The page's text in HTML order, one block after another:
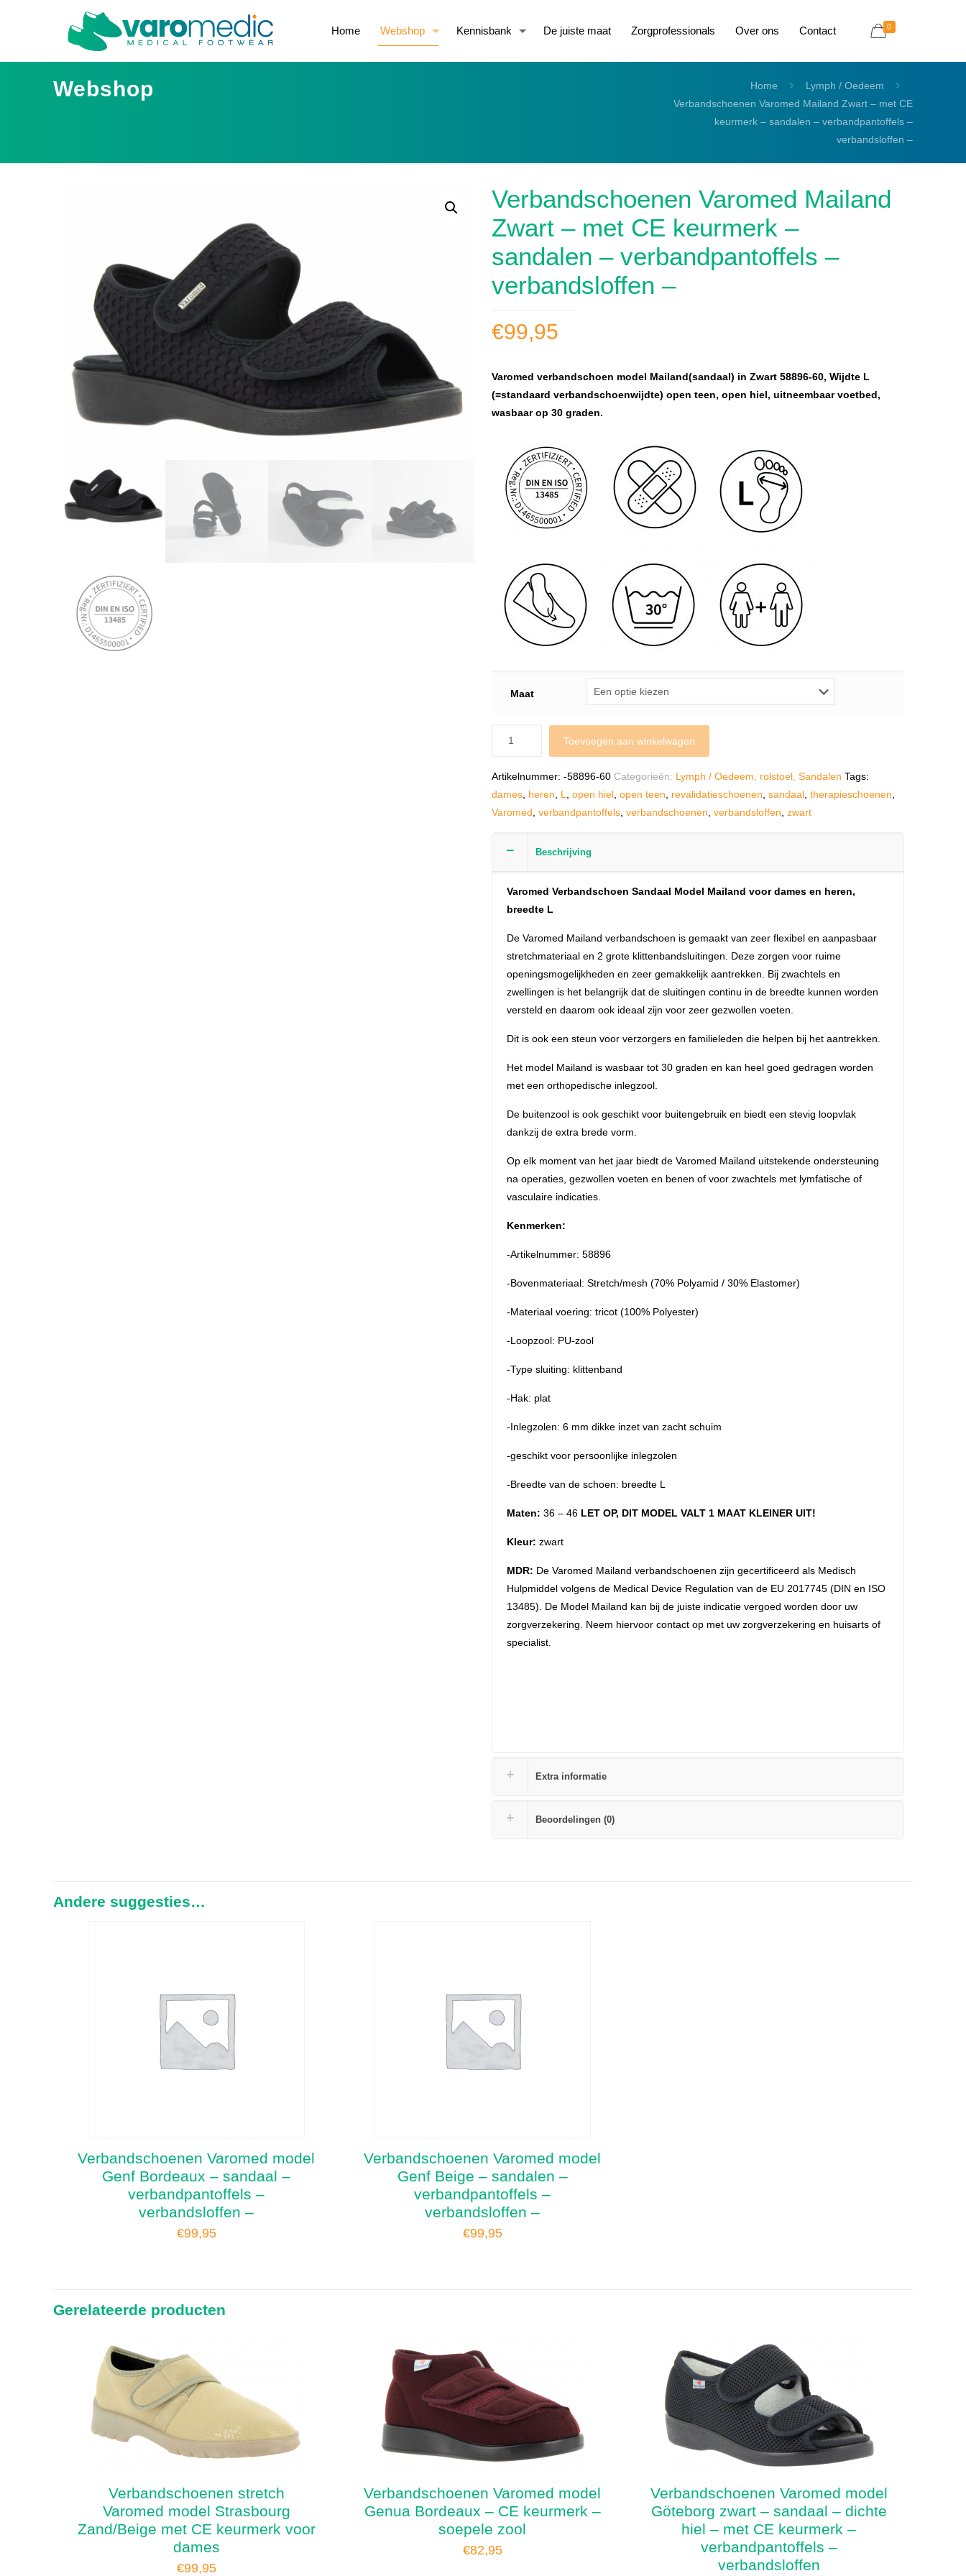
Home Webshop Kennisbank De juiste maat Zorgprofessionals Over ons Contact 0
Webshop Home
Lymph / Oedeem
Verbandschoenen Varomed Mailand Zwart – met CE
keurmerk – sandalen – verbandpantoffels –
verbandsloffen –
Verbandschoenen Varomed Mailand
Zwart – met CE keurmerk –
sandalen – verbandpantoffels –
verbandsloffen –
€99,95
Varomed verbandschoen model Mailand(sandaal) in Zwart 58896-60, Wijdte L
(=standaard verbandschoenwijdte) open teen, open hiel, uitneembaar voetbed,
wasbaar op 30 graden.
Maat
Toevoegen aan winkelwagen
Artikelnummer: -58896-60 Categorieën: Lymph / Oedeem rolstoel, Sandalen Tags:
dames, heren L open hiel, open teen revalidatieschoenen sandaal, therapieschoenen
Varomed verbandpantoffels, verbandschoenen verbandsloffen zwart
Beschrijving
Varomed Verbandschoen Sandaal Model Mailand voor dames en heren,
breedte L
De Varomed Mailand verbandschoen is gemaakt van zeer flexibel en aanpasbaar
stretchmateriaal en 2 grote klittenbandsluitingen. Deze zorgen voor ruime
openingsmogelijkheden en zeer gemakkelijk aantrekken. Bij zwachtels en
zwellingen is het belangrijk dat de sluitingen continu in de breedte kunnen worden
versteld en daarom ook ideaal zijn voor zeer gezwollen voeten.
Dit is ook een steun voor verzorgers en familieleden die helpen bij het aantrekken.
Het model Mailand is wasbaar tot 30 graden en kan heel goed gedragen worden
met een orthopedische inlegzool.
De buitenzool is ook geschikt voor buitengebruik en biedt een stevig loopvlak
dankzij de extra brede vorm.
Op elk moment van het jaar biedt de Varomed Mailand uitstekende ondersteuning
na operaties, gezwollen voeten en benen of voor zwachtels met lymfatische of
vasculaire indicaties.
Kenmerken:
-Artikelnummer: 58896
-Bovenmateriaal: Stretch/mesh (70% Polyamid / 30% Elastomer)
-Materiaal voering: tricot (100% Polyester)
-Loopzool: PU-zool
-Type sluiting: klittenband
-Hak: plat
-Inlegzolen: 6 mm dikke inzet van zacht schuim
-geschikt voor persoonlijke inlegzolen
-Breedte van de schoen: breedte L
Maten: 36 – 46 LET OP, DIT MODEL VALT 1 MAAT KLEINER UIT!
Kleur: zwart
MDR: De Varomed Mailand verbandschoenen zijn gecertificeerd als Medisch
Hulpmiddel volgens de Medical Device Regulation van de EU 2017745 (DIN en ISO
13485). De Model Mailand kan bij de juiste indicatie vergoed worden door uw
zorgverzekering. Neem hiervoor contact op met uw zorgverzekering en huisarts of
specialist.
Extra informatie
Beoordelingen (0)
Andere suggesties…
Verbandschoenen Varomed model
Genf Bordeaux – sandaal –
verbandpantoffels –
verbandsloffen –
€99,95
Verbandschoenen Varomed model
Genf Beige – sandalen –
verbandpantoffels –
verbandsloffen –
€99,95
Gerelateerde producten
Verbandschoenen stretch
Varomed model Strasbourg
Zand/Beige met CE keurmerk voor
dames
€99,95
Verbandschoenen Varomed model
Genua Bordeaux – CE keurmerk –
soepele zool
€82,95
Verbandschoenen Varomed model
Göteborg zwart – sandaal – dichte
hiel – met CE keurmerk –
verbandpantoffels –
verbandsloffen